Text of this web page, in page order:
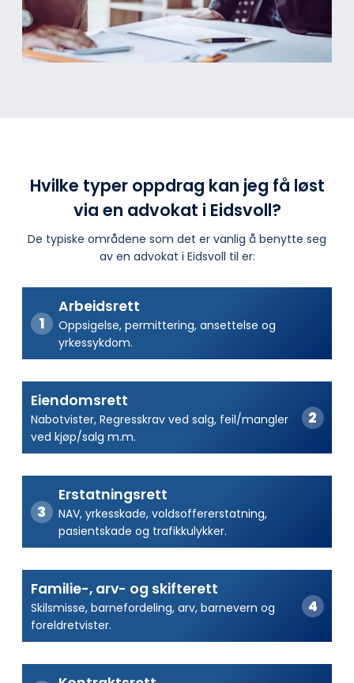
Hvilke typer oppdrag kan jeg få løst
via en advokat i Eidsvoll?
De typiske områdene som det er vanlig å benytte seg
av en advokat i Eidsvoll til er:
Arbeidsrett
Oppsigelse, permittering, ansettelse og
yrkessykdom.
Eiendomsrett
Nabotvister, Regresskrav ved salg, feil/mangler
ved kjøp/salg m.m.
Erstatningsrett
NAV, yrkesskade, voldsoffererstatning,
pasientskade og trafikkulykker.
Familie-, arv- og skifterett
Skilsmisse, barnefordeling, arv, barnevern og
foreldretvister.